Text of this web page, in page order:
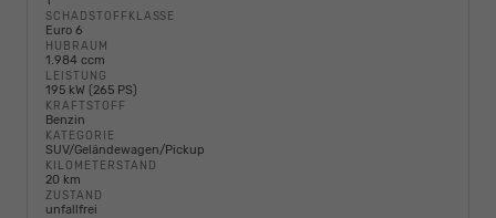
SCHADSTOFFKLASSE
Euro 6
HUBRAUM
1.984 ccm
LEISTUNG
195 kW (265 PS)
KRAFTSTOFF
Benzin
KATEGORIE
SUV/Geländewagen/Pickup
KILOMETERSTAND
20 km
ZUSTAND
unfallfrei